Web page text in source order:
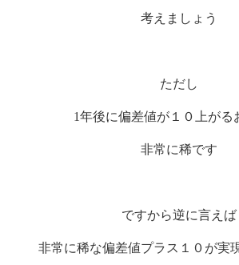
考えましょう
ただし
1年後に偏差値が１０上がる
非常に稀です
ですから逆に言えば
非常に稀な偏差値プラス１０が実